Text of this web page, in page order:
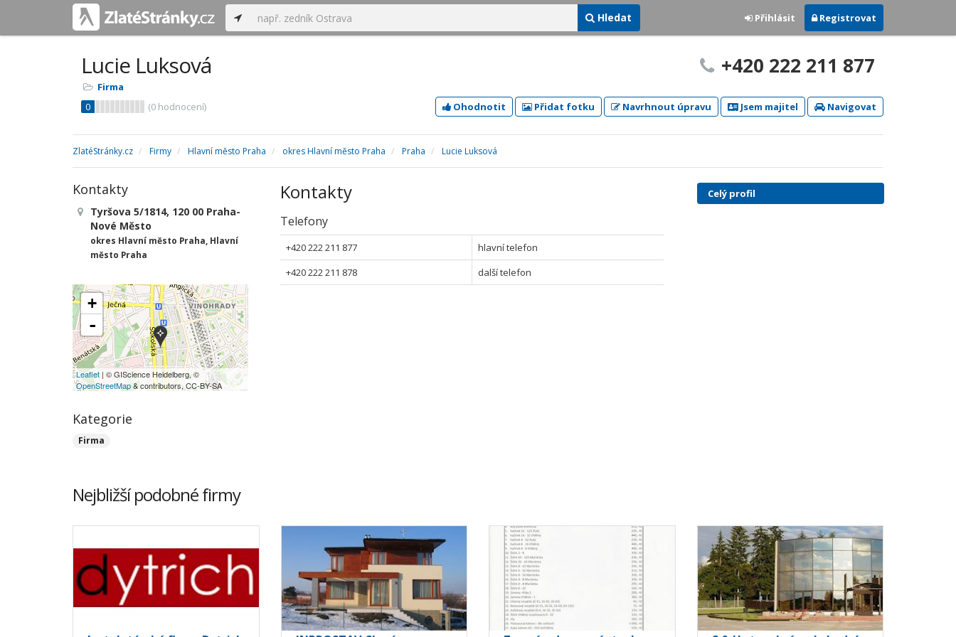
Hledat Přihlásit Registrovat
Lucie Luksová
Firma
0
(0 hodnocení)
+420 222 211 877
Ohodnotit Přidat fotku Navrhnout úpravu Jsem majitel Navigovat
ZlatéStránky.cz Firmy Hlavní město Praha okres Hlavní město Praha Praha Lucie Luksová
Kontakty
Telefony
+420 222 211 877
hlavní telefon
+420 222 211 878
další telefon
Kontakty
Tyršova 5/1814, 120 00 Praha-
Nové Město
okres Hlavní město Praha, Hlavní
město Praha
+
-
Leaflet | © GIScience Heidelberg, ©
OpenStreetMap& contributors, CC-BY-SA
Kategorie
Firma
Celý profil
Nejbližší podobné firmy